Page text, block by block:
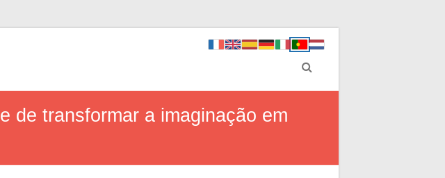
de transformar a imaginação em